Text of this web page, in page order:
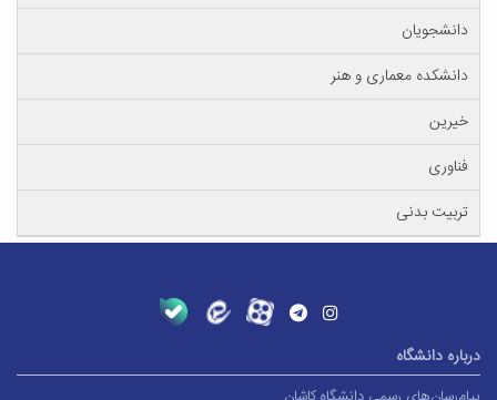
دانشجویان
دانشکده معماری و هنر
خیرین
فناوری
تربیت بدنی
درباره دانشگاه